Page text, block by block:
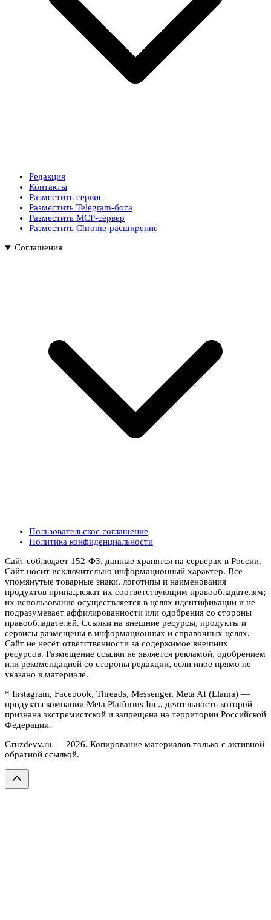
Редакция
Контакты
Разместить сервис
Разместить Telegram-бота
Разместить MCP-сервер
Разместить Chrome-расширение
Соглашения
Пользовательское соглашение
Политика конфиденциальности
Сайт соблюдает 152-ФЗ, данные хранятся на серверах в России.
Сайт носит исключительно информационный характер. Все
упомянутые товарные знаки, логотипы и наименования
продуктов принадлежат их соответствующим правообладателям;
их использование осуществляется в целях идентификации и не
подразумевает аффилированности или одобрения со стороны
правообладателей. Ссылки на внешние ресурсы, продукты и
сервисы размещены в информационных и справочных целях.
Сайт не несёт ответственности за содержимое внешних
ресурсов. Размещение ссылки не является рекламой, одобрением
или рекомендацией со стороны редакции, если иное прямо не
указано в материале.
* Instagram, Facebook, Threads, Messenger, Meta AI (Llama) —
продукты компании Meta Platforms Inc., деятельность которой
признана экстремистской и запрещена на территории Российской
Федерации.
Gruzdevv.ru — 2026. Копирование материалов только с активной
обратной ссылкой.